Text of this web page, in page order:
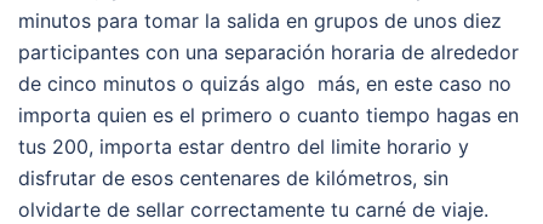
minutos para tomar la salida en grupos de unos diez
participantes con una separación horaria de alrededor
de cinco minutos o quizás algo más, en este caso no
importa quien es el primero o cuanto tiempo hagas en
tus 200, importa estar dentro del limite horario y
disfrutar de esos centenares de kilómetros, sin
olvidarte de sellar correctamente tu carné de viaje.